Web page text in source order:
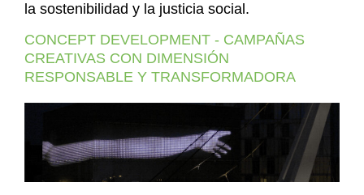
la sostenibilidad y la justicia social.
CONCEPT DEVELOPMENT - CAMPAÑAS
CREATIVAS CON DIMENSIÓN
RESPONSABLE Y TRANSFORMADORA